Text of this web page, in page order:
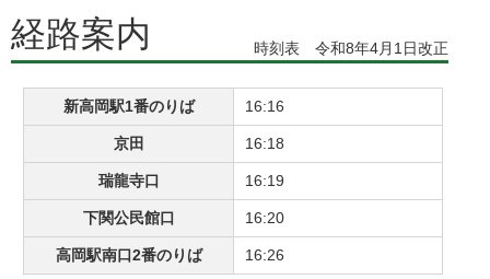
経路案内 時刻表 令和8年4月1日改正
新高岡駅1番のりば 16:16
京田 16:18
瑞龍寺口 16:19
下関公民館口 16:20
高岡駅南口2番のりば 16:26